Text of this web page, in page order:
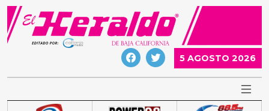
Skip
content
5 AGOSTO 2026